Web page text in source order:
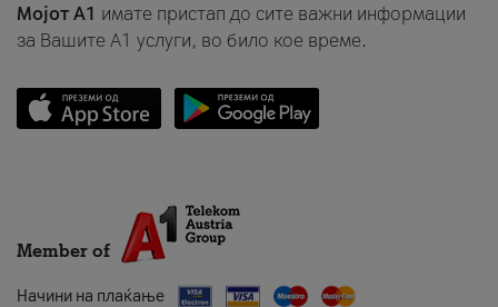
Мојот A1 имате пристап до сите важни информации
за Вашите A1 услуги, во било кое време.
Member of
Начини на плаќање